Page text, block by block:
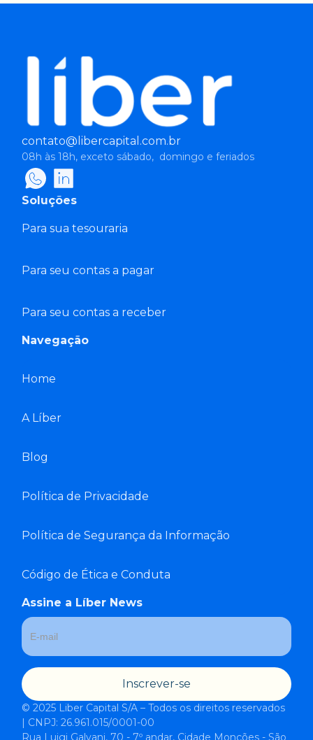
contato@libercapital.com.br
08h às 18h, exceto sábado, domingo e feriados
Soluções
Para sua tesouraria
Para seu contas a pagar
Para seu contas a receber
Navegação
Home
A Líber
Blog
Política de Privacidade
Política de Segurança da Informação
Código de Ética e Conduta
Assine a Líber News
© 2025 Liber Capital S/A – Todos os direitos reservados
| CNPJ: 26.961.015/0001-00
Rua Luigi Galvani, 70 - 7º andar, Cidade Monções - São